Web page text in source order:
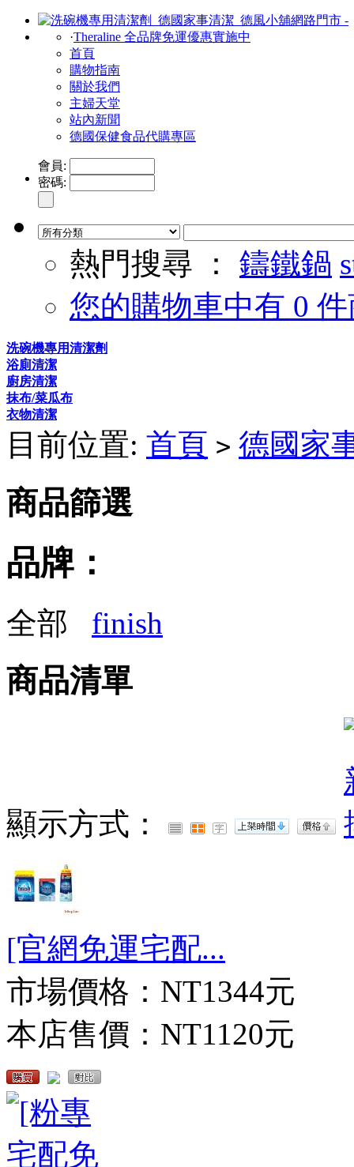
·Theraline 全品牌免運優惠實施中
首頁
購物指南
關於我們
主婦天堂
站內新聞
德國保健食品代購專區
會員:
密碼:
熱門搜尋 ： 鑄鐵鍋
您的購物車中有 0
洗碗機專用清潔劑
浴廁清潔
廚房清潔
抹布/菜瓜布
衣物清潔
目前位置: 首頁 > 德國家
商品篩選
品牌：
全部 finish
商品清單
顯示方式：
[官網免運宅配...
市場價格： NT1344元
本店售價： NT1120元